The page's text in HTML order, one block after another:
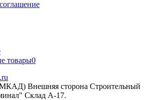
товары0
Внешняя сторона Строительный
Склад А-17.